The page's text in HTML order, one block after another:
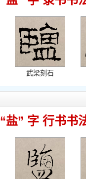
武梁刻石
“盐” 字 行书书